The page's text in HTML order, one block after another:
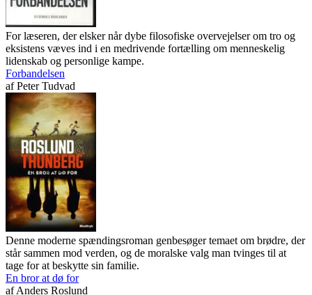
For læseren, der elsker når dybe filosofiske overvejelser om tro og
eksistens væves ind i en medrivende fortælling om menneskelig
lidenskab og personlige kampe.
Forbandelsen
afPeter Tudvad
Denne moderne spændingsroman genbesøger temaet om brødre, der
står sammen mod verden, og de moralske valg man tvinges til at
tage for at beskytte sin familie.
En bror at dø for
afAnders Roslund